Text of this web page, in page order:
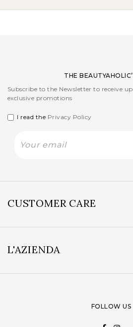
THE
Subscribe to the Newsletter to receive
exclusive promotions
I read the Privacy Policy
CUSTOMER CARE
L'AZIENDA
FOLLOW US